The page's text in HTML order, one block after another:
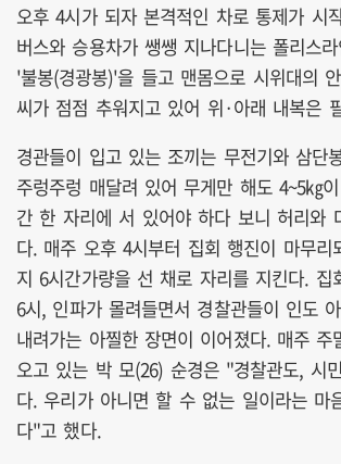
오후 4시가 되자 본격적인 차로 통제가 시
버스와 승용차가 쌩쌩 지나다니는 폴리스
'불봉(경광봉)'을 들고 맨몸으로 시위대의
씨가 점점 추워지고 있어 위·아래 내복은
경관들이 입고 있는 조끼는 무전기와 삼단
주렁주렁 매달려 있어 무게만 해도 4~5㎏
간 한 자리에 서 있어야 하다 보니 허리와
다. 매주 오후 4시부터 집회 행진이 마무리
지 6시간가량을 선 채로 자리를 지킨다. 집
6시, 인파가 몰려들면서 경찰관들이 인도
내려가는 아찔한 장면이 이어졌다. 매주
오고 있는 박 모(26) 순경은 "경찰관도, 시
다. 우리가 아니면 할 수 없는 일이라는 마
다"고 했다.